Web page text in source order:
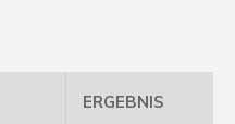
ERGEBNIS